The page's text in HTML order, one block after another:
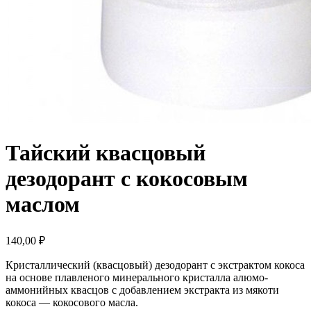
Тайский квасцовый
дезодорант с кокосовым
маслом
140,00 ₽
Кристаллический (квасцовый) дезодорант c экстрактом кокоса
на основе плавленого минерального кристалла алюмо-
аммонийных квасцов с добавлением экстракта из мякоти
кокоса — кокосового масла.